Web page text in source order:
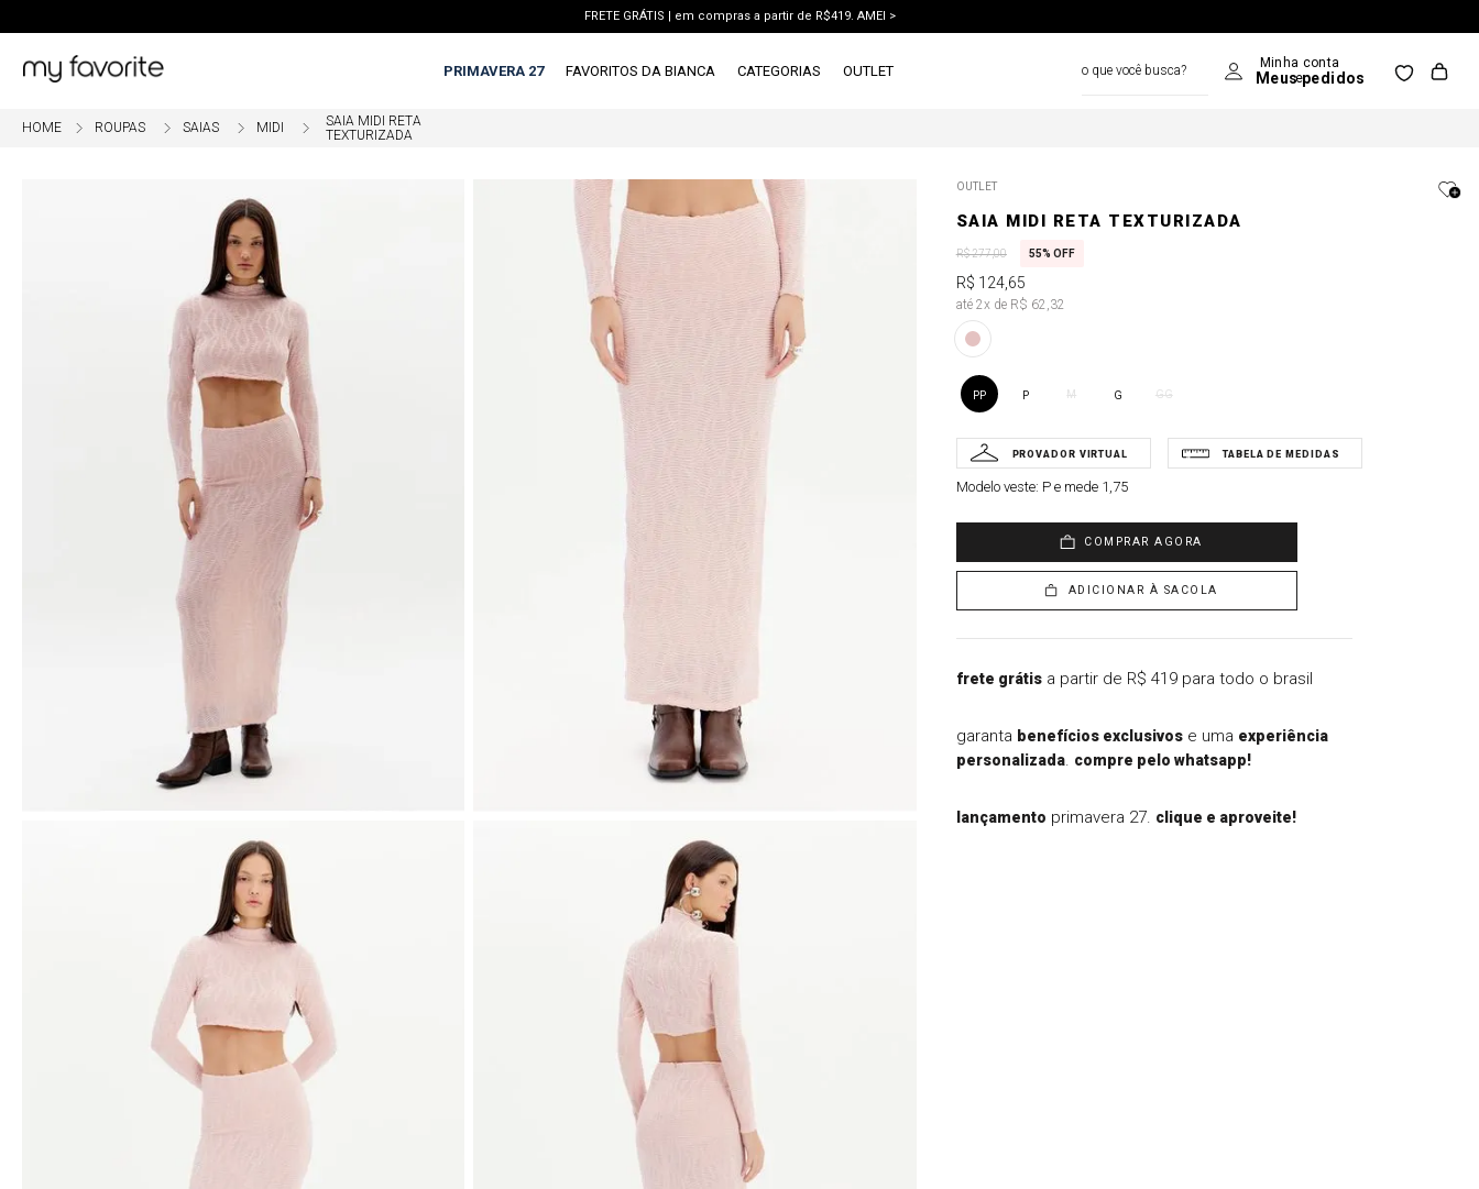
FRETE GRÁTIS | em compras a partir de R$419. AMEI >
PRIMAVERA 27 FAVORITOS DA BIANCA CATEGORIAS OUTLET
ROUPAS SAIAS MIDI
SAIA MIDI RETA
TEXTURIZADA
OUTLET
SAIA MIDI RETA TEXTURIZADA
R$277,00 55% OFF
R$ 124, 65
até 2x de R$ 62,32
PP P M G GG
Modelo veste: P e mede 1,75
COMPRAR AGORA
ADICIONAR À SACOLA
frete grátisa partir de R$ 419 para todo o brasil
garanta benefícios exclusivose uma experiência
personalizada. compre pelo whatsapp!
lançamento primavera 27. clique e aproveite!
º
vestido
2
blusa
º
calca jeans
calca
saia
conjunto
short